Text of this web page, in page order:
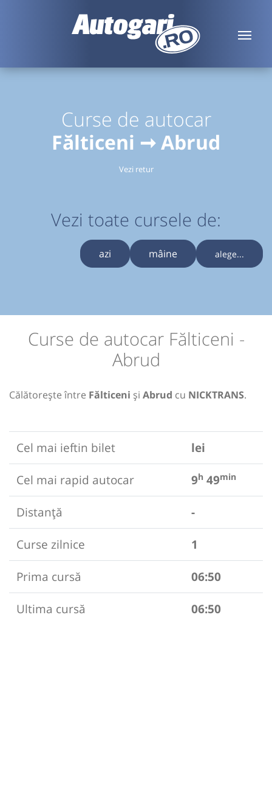
Curse de autocar
Fălticeni ➞ Abrud
Vezi retur
Vezi toate cursele de:
azi mâine alege...
Curse de autocar Fălticeni -
Abrud
Călătorește între Fălticeni și Abrud cu NICKTRANS.
Cel mai ieftin bilet
lei
Cel mai rapid autocar
9h 49min
Distanță
-
Curse zilnice
1
Prima cursă
06:50
Ultima cursă
06:50